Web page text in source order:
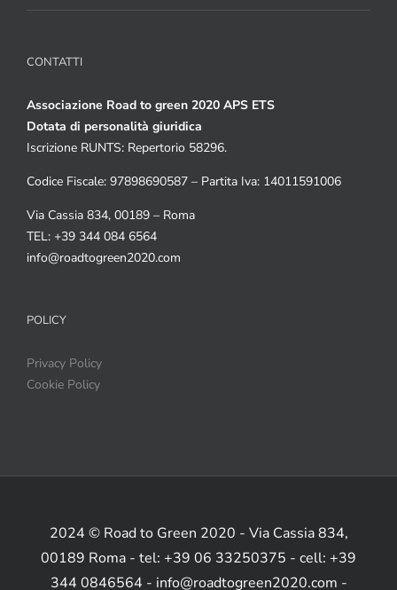
CONTATTI
Associazione Road to green 2020 APS ETS
Dotata di personalità giuridica
Iscrizione RUNTS: Repertorio 58296.
Codice Fiscale: 97898690587 – Partita Iva: 14011591006
Via Cassia 834, 00189 – Roma
TEL: +39 344 084 6564
info@roadtogreen2020.com
POLICY
Privacy Policy
Cookie Policy
2024 © Road to Green 2020 - Via Cassia 834,
00189 Roma - tel: +39 06 33250375 - cell: +39
344 0846564 - info@roadtogreen2020.com -